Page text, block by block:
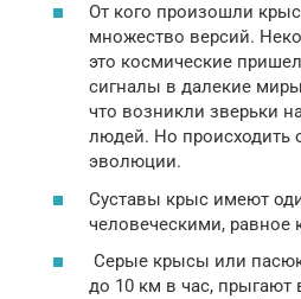
От кого произошли
множество версий.
это космические
сигналы в далекие
что возникли зверьки
людей. Но происходить
эволюции.
Суставы крыс имеют
человеческими, равное
Серые крысы или
до 10 км в час, прыгают